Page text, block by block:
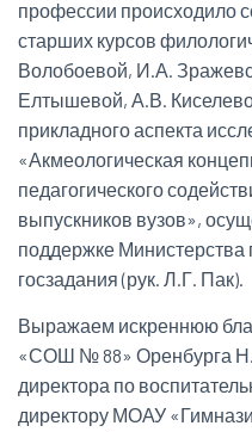
профессии происходило
старших курсов
Волобоевой, И.А.
Елтышевой, А.В.
прикладного аспекта
«Акмеологическая
педагогического
выпускников вузов»,
поддержке
госзадания (рук. Л.Г. Пак).
Выражаем искреннюю
«СОШ № 88» Оренбурга
директора по
директору МОАУ